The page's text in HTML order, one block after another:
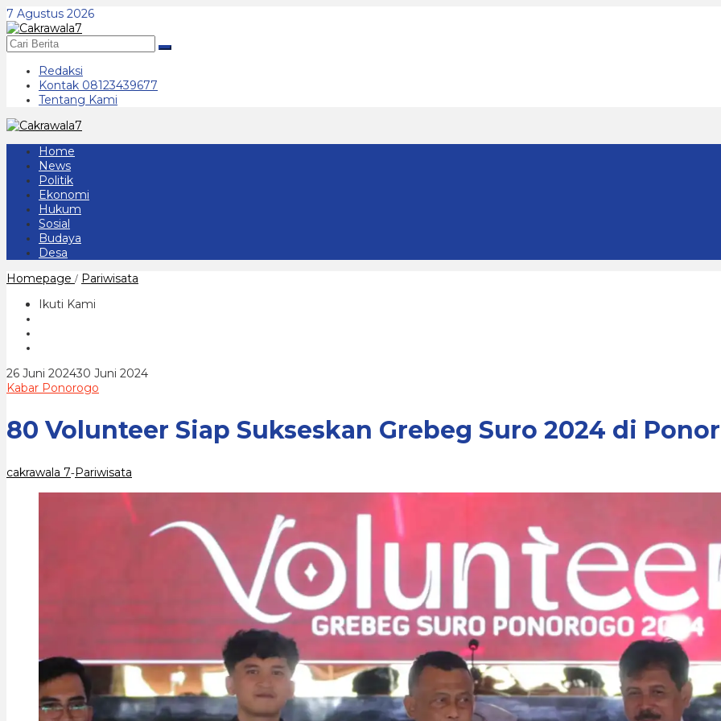
Lewati
ke
konten
7 Agustus 2026
Redaksi
Kontak 08123439677
Tentang Kami
Home
News
Politik
Ekonomi
Hukum
Sosial
Budaya
Desa
Homepage / Pariwisata
di
Ponorogo
Ikuti Kami
26 Juni 202430 Juni 2024oleh
Kabar Ponorogo
80 Volunteer Siap Sukseskan Grebeg Suro 2024 di
cakrawala 7-Pariwisata